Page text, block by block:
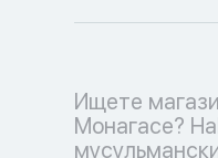
Ищете
Монагасе?
и
дома - у нас